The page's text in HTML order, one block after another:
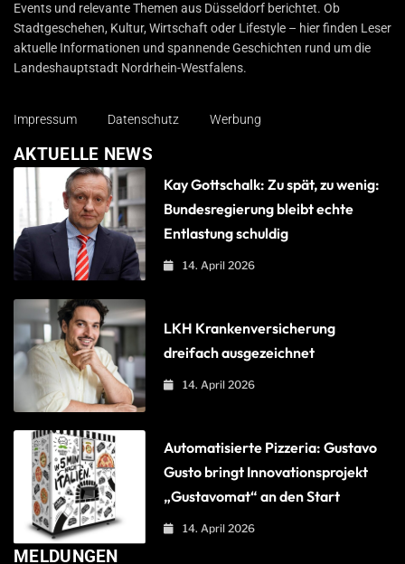
Events und relevante Themen aus Düsseldorf berichtet. Ob
Stadtgeschehen, Kultur, Wirtschaft oder Lifestyle – hier finden Leser
aktuelle Informationen und spannende Geschichten rund um die
Landeshauptstadt Nordrhein-Westfalens.
Impressum Datenschutz Werbung
AKTUELLE NEWS
Kay Gottschalk: Zu spät, zu wenig:
Bundesregierung bleibt echte
Entlastung schuldig
14. April 2026
LKH Krankenversicherung
dreifach ausgezeichnet
14. April 2026
Automatisierte Pizzeria: Gustavo
Gusto bringt Innovationsprojekt
„Gustavomat“ an den Start
14. April 2026
MELDUNGEN